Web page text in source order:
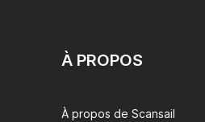
À PROPOS
À propos de Scansail